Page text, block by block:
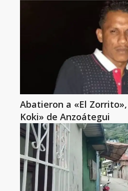
Abatieron a «El
Koki» de Anzoátegui